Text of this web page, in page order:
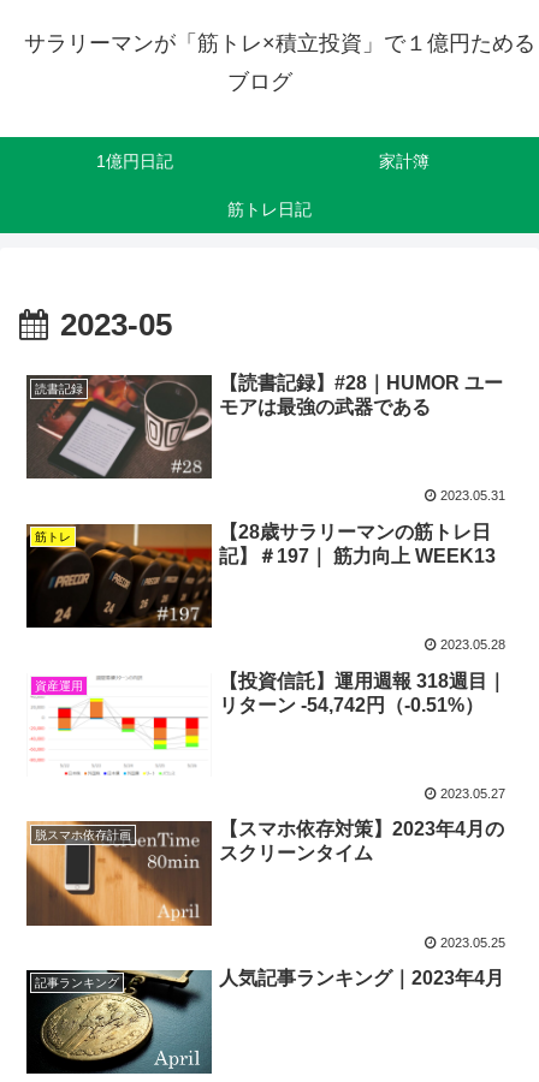
サラリーマンが「筋トレ×積立投資」で１億円ためる
ブログ
1億円日記 家計簿
筋トレ日記
2023-05
読書記録
【読書記録】#28｜HUMOR ユー
モアは最強の武器である
2023.05.31
筋トレ
【28歳サラリーマンの筋トレ日
記】＃197｜ 筋力向上 WEEK13
2023.05.28
資産運用
【投資信託】運用週報 318週目｜
リターン -54,742円（-0.51%）
2023.05.27
脱スマホ依存計画
【スマホ依存対策】2023年4月の
スクリーンタイム
2023.05.25
記事ランキング 人気記事ランキング｜2023年4月